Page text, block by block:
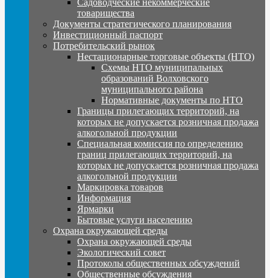
товарищества
Документы стратегического планирования
Инвестиционный паспорт
Потребительский рынок
Нестационарные торговые объекты (НТО)
Схемы НТО муниципальных
образований Волховского
муниципального района
Нормативные документы по НТО
Границы прилегающих территорий, на
которых не допускается розничная продажа
алкогольной продукции
Специальная комиссия по определению
границ прилегающих территорий, на
которых не допускается розничная продажа
алкогольной продукции
Маркировка товаров
Информация
Ярмарки
Бытовые услуги населению
Охрана окружающей среды
Охрана окружающей среды
Экологический совет
Протоколы общественных обсуждений
Общественные обсуждения